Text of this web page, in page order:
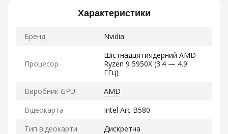
Характеристики
Бренд Nvidia
Процесор
Шістнадцятиядерний AMD
Ryzen 9 5950X (3.4 — 4.9
ГГц)
Виробник GPU
AMD
Відеокарта
Intel Arc B580
Тип відеокарти
Дискретна